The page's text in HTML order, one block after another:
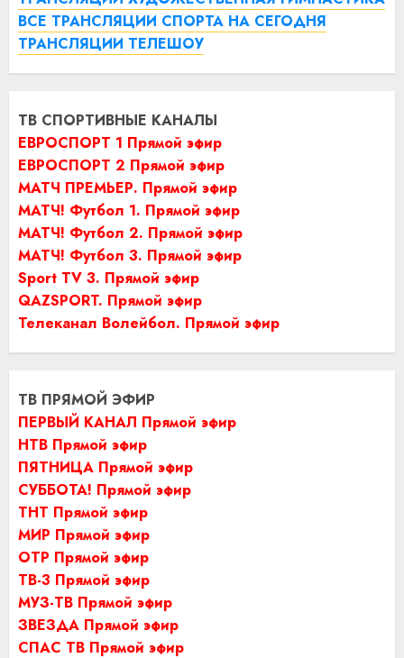
ВСЕ ТРАНСЛЯЦИИ СПОРТА НА СЕГОДНЯ
ТРАНСЛЯЦИИ ТЕЛЕШОУ
ТВ СПОРТИВНЫЕ КАНАЛЫ
ЕВРОСПОРТ 1 Прямой эфир
ЕВРОСПОРТ 2 Прямой эфир
МАТЧ ПРЕМЬЕР. Прямой эфир
МАТЧ! Футбол 1. Прямой эфир
МАТЧ! Футбол 2. Прямой эфир
МАТЧ! Футбол 3. Прямой эфир
Sport TV 3. Прямой эфир
QAZSPORT. Прямой эфир
Телеканал Волейбол. Прямой эфир
ТВ ПРЯМОЙ ЭФИР
ПЕРВЫЙ КАНАЛ Прямой эфир
НТВ Прямой эфир
ПЯТНИЦА Прямой эфир
СУББОТА! Прямой эфир
ТНТ Прямой эфир
МИР Прямой эфир
ОТР Прямой эфир
ТВ-3 Прямой эфир
МУЗ-ТВ Прямой эфир
ЗВЕЗДА Прямой эфир
СПАС ТВ Прямой эфир